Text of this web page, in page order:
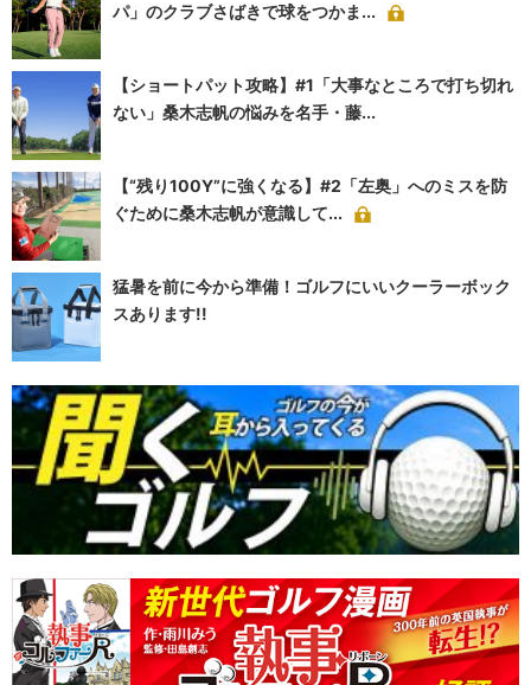
パ」のクラブさばきで球をつかま...
【ショートパット攻略】#1「大事なところで打ち切れ
ない」桑木志帆の悩みを名手・藤...
【“残り100Y”に強くなる】#2「左奥」へのミスを防
ぐために桑木志帆が意識して...
猛暑を前に今から準備！ゴルフにいいクーラーボック
スあります!!